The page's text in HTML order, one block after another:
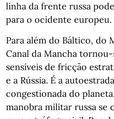
linha da frente russa
para o ocidente europeu.
Para além do Báltico, do
Canal da Mancha
sensíveis de fricção
e a Rússia. É a
congestionada do
manobra militar russa se